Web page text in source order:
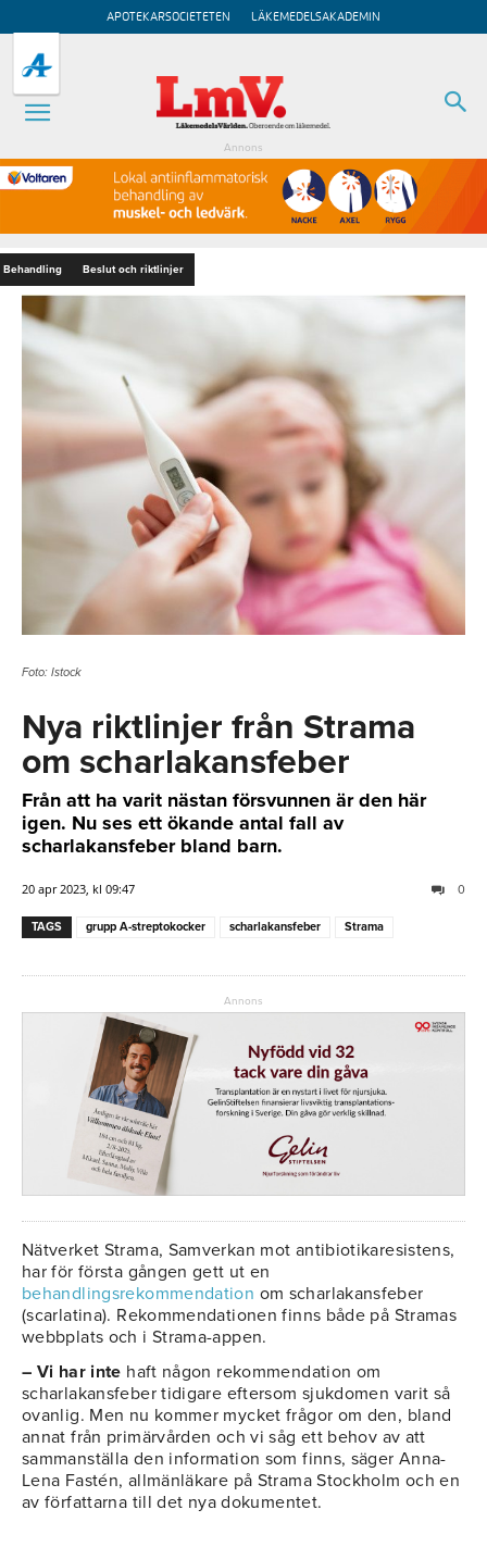
APOTEKARSOCIETETEN LÄKEMEDELSAKADEMIN
Annons
Behandling Beslut och riktlinjer
Foto: Istock
Nya riktlinjer från Strama
om scharlakansfeber
Från att ha varit nästan försvunnen är den här
igen. Nu ses ett ökande antal fall av
scharlakansfeber bland barn.
20 apr 2023, kl 09:47 0
TAGS grupp A-streptokocker scharlakansfeber Strama
Annons
Nätverket Strama, Samverkan mot antibiotikaresistens,
har för första gången gett ut en
behandlingsrekommendation om scharlakansfeber
(scarlatina). Rekommendationen finns både på Stramas
webbplats och i Strama-appen.
– Vi har inte haft någon rekommendation om
scharlakansfeber tidigare eftersom sjukdomen varit så
ovanlig. Men nu kommer mycket frågor om den, bland
annat från primärvården och vi såg ett behov av att
sammanställa den information som finns, säger Anna-
Lena Fastén, allmänläkare på Strama Stockholm och en
av författarna till det nya dokumentet.